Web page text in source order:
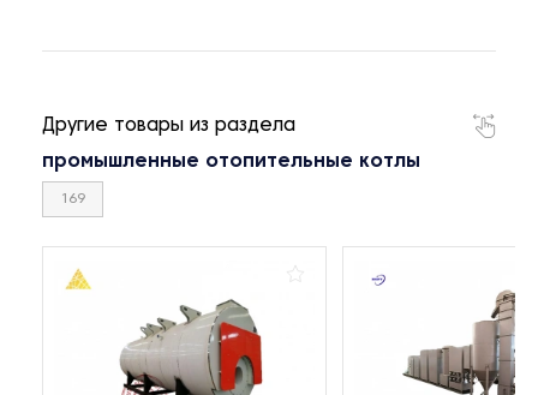
Другие товары из раздела
промышленные отопительные котлы
169